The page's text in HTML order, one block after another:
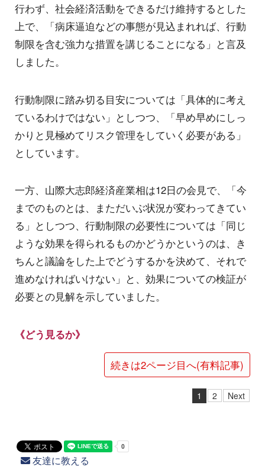
行わず、社会経済活動をできるだけ維持するとした
上で、「病床逼迫などの事態が見込まれれば、行動
制限を含む強力な措置を講じることになる」と言及
しました。
行動制限に踏み切る目安については「具体的に考え
ているわけではない」としつつ、「早め早めにしっ
かりと見極めてリスク管理をしていく必要がある」
としています。
一方、山際大志郎経済産業相は12日の会見で、「今
までのものとは、まただいぶ状況が変わってきてい
る」としつつ、行動制限の必要性については「同じ
ような効果を得られるものかどうかというのは、き
ちんと議論をした上でどうするかを決めて、それで
進めなければいけない」と、効果についての検証が
必要との見解を示していました。
《どう見るか》
続きは2ページ目へ(有料記事)
1 2 Next
友達に教える